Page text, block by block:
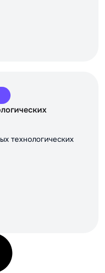
технологических